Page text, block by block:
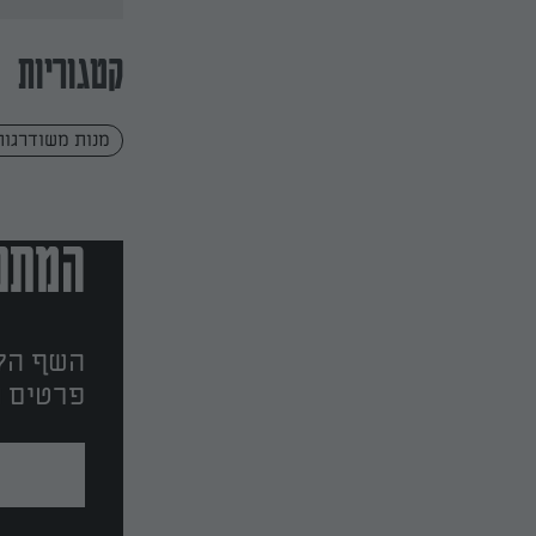
קטגוריות
מנות
השף
פרטים